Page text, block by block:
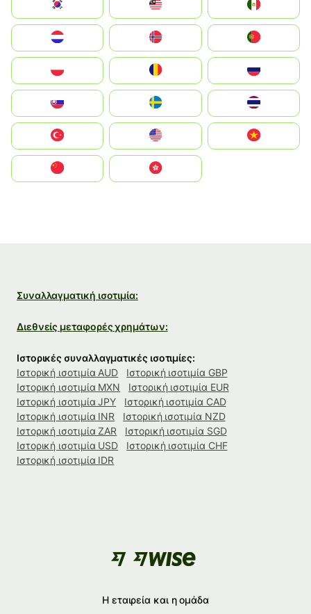
South Korea
United States
中國香港特別行政區
Συναλλαγματική ισοτιμία:
Διεθνείς μεταφορές χρημάτων:
Ιστορικές συναλλαγματικές ισοτιμίες:
Ιστορική ισοτιμία AUD
Ιστορική ισοτιμία GBP
Ιστορική ισοτιμία MXN
Ιστορική ισοτιμία EUR
Ιστορική ισοτιμία JPY
Ιστορική ισοτιμία CAD
Ιστορική ισοτιμία INR
Ιστορική ισοτιμία NZD
Ιστορική ισοτιμία ZAR
Ιστορική ισοτιμία SGD
Ιστορική ισοτιμία USD
Ιστορική ισοτιμία CHF
Ιστορική ισοτιμία IDR
Η εταιρεία και η ομάδα